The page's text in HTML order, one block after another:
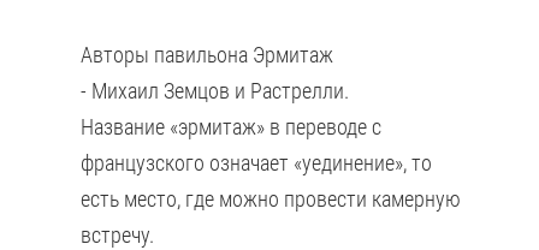
Авторы павильона Эрмитаж
- Михаил Земцов и Растрелли.
Название «эрмитаж» в переводе с
французского означает «уединение», то
есть место, где можно провести камерную
встречу.